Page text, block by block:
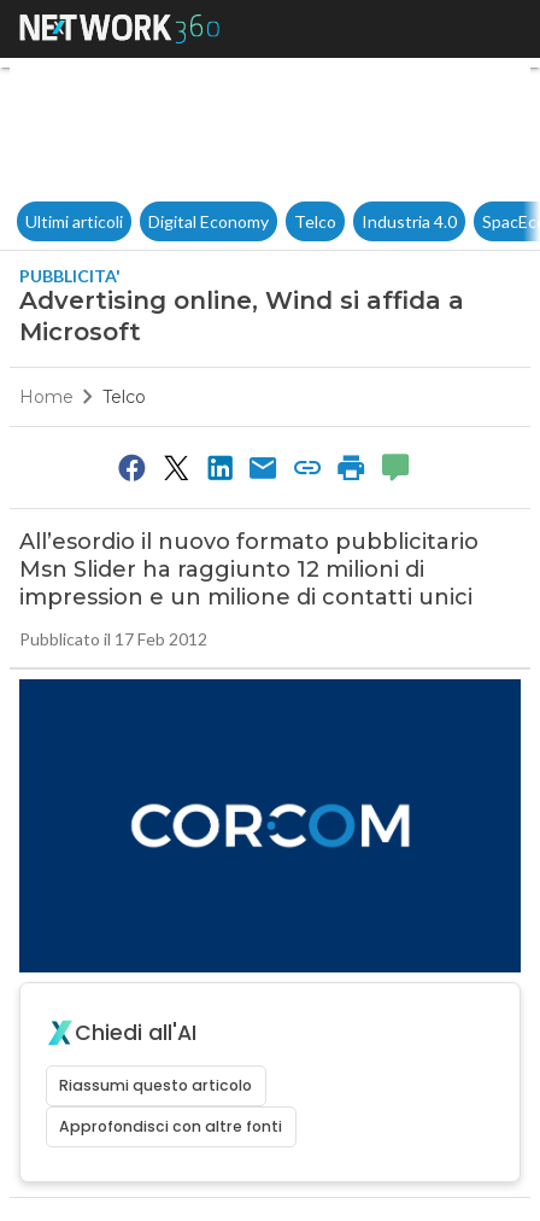
Advertising online, Wind si
Ultimi articoli Digital Economy Telco Industria 4.0
PUBBLICITA'
Advertising online, Wind si affida a
Microsoft
Home Telco
All’esordio il nuovo formato pubblicitario
Msn Slider ha raggiunto 12 milioni di
impression e un milione di contatti unici
Pubblicato il 17 Feb 2012
Chiedi all'AI
Riassumi questo articolo
Approfondisci con altre fonti